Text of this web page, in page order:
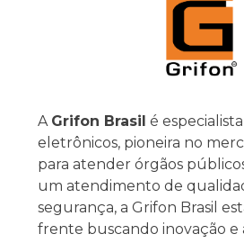
A Grifon Brasil é
eletrônicos, pioneira no
para atender órgãos
um atendimento de
segurança, a Grifon Brasil
frente buscando inovação e